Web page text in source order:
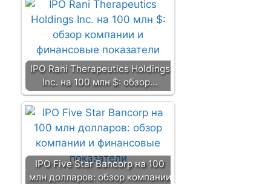
IPO Rani Therapeutics Holdings
Inc. на 100 млн $: обзор…
IPO Five Star Bancorp на 100
млн долларов: обзор компании